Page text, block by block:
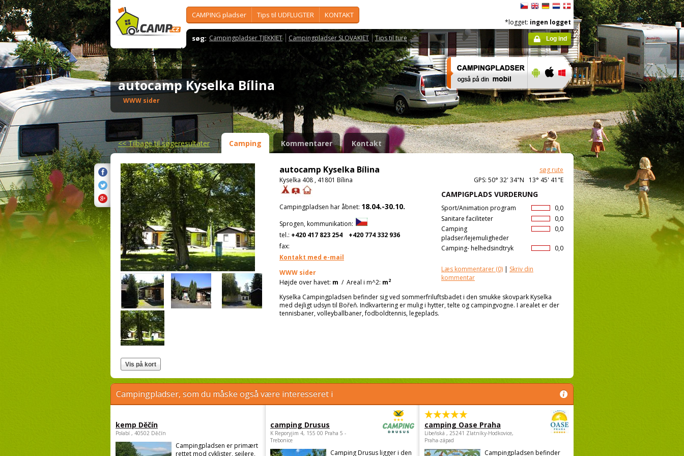
CAMPING pladser Tips til UDFLUGTER KONTAKT
søg: Campingpladser TJEKKIET Campingpladser SLOVAKIET Tips til ture
*logget: ingen logget
Log ind
autocamp Kyselka Bílina
WWW sider
<<Tilbage til søgeresultater Camping Kommentarer Kontakt
autocamp Kyselka Bílina
søg rute
Kyselka 408 , 41801 Bílina
GPS: 50° 32' 34"N 13° 45' 41"E
CAMPIGPLADS VURDERUNG
0,0
Sport/Animation program
0,0
Sanitare faciliteter
0,0
Camping
pladser/lejemuligheder
0,0
Camping- helhedsindtryk
Læs kommentarer (0) | Skriv din
kommentar
Campingpladsen har åbnet: 18.04.-30.10.
Sprogen, kommunikation:
tel.: +420 417 823 254
+420 774 332 936
fax:
Kontakt med e-mail
WWW sider
Højde over havet: m / Areal i m^2: m2
Kyselka Campingpladsen befinder sig ved sommerfriluftsbadet i den smukke skovpark Kyselka
med dejligt udsyn til Bořeň. Indkvartering er mulig i hytter, telte og campingvogne. I arealet er der
tennisbaner, volleyballbaner, fodboldtennis, legeplads.
Campingpladser, som du måske også være interesseret i
kemp Děčín
Polabí , 40502 Děčín
Campingpladsen er primært
rettet mod cyklister, sejlere,
camping Drusus
K Reporyjim 4, 155 00 Praha 5 -
Trebonice
Camping Drusus ligger i den
camping Oase Praha
Libeňská , 25241 Zlatníky-Hodkovice,
Praha-západ
Campingpladsen befinder